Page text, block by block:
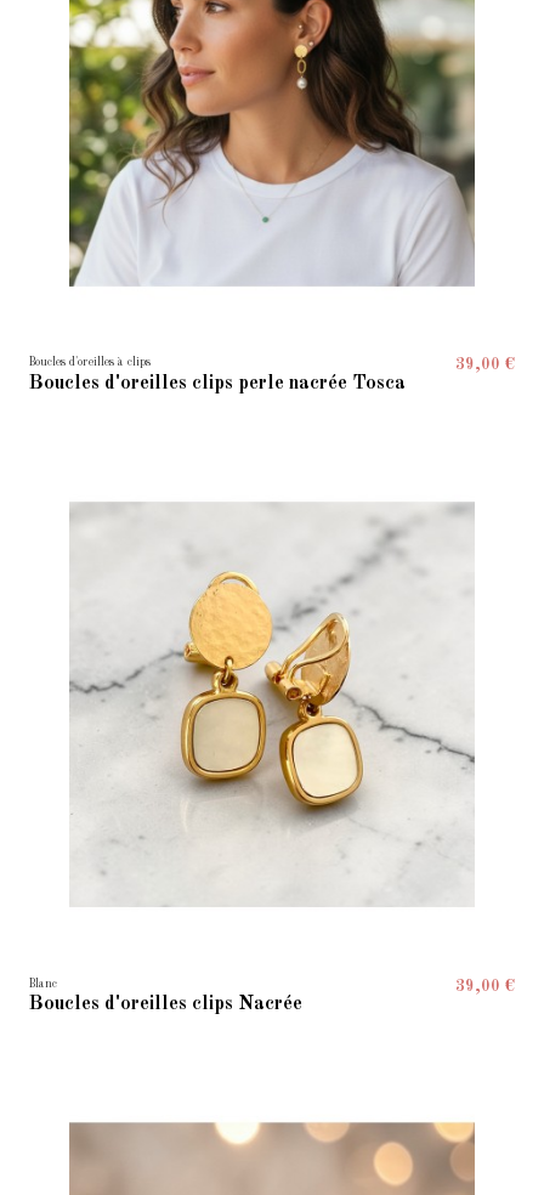
Boucles d'oreilles à clips
Boucles d'oreilles clips perle nacrée Tosca
39,00 €
Blanc
Boucles d'oreilles clips Nacrée
39,00 €